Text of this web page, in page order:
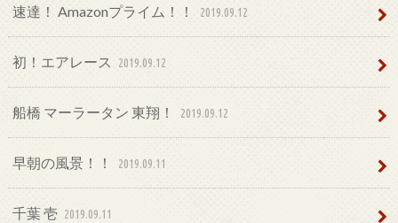
速達！ Amazonプライム！！ 2019.09.12
初！エアレース 2019.09.12
船橋 マーラータン 東翔！ 2019.09.12
早朝の風景！！ 2019.09.11
千葉 壱 2019.09.11